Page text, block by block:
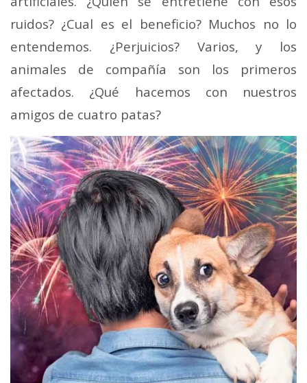
ruidos? ¿Cual es el beneficio? Muchos no lo
entendemos. ¿Perjuicios? Varios, y los
animales de compañía son los primeros
afectados. ¿Qué hacemos con nuestros
amigos de cuatro patas?